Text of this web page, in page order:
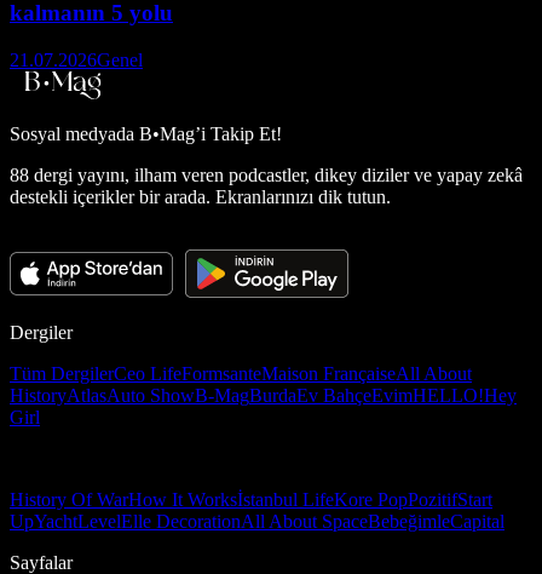
kalmanın 5 yolu
21.07.2026Genel
Sosyal medyada B•Mag’i Takip Et!
88 dergi yayını, ilham veren podcastler, dikey diziler ve yapay zekâ
destekli içerikler bir arada. Ekranlarınızı dik tutun.
Dergiler
Tüm DergilerCeo LifeFormsanteMaison FrançaiseAll About
HistoryAtlasAuto ShowB-MagBurdaEv BahçeEvimHELLO!Hey
Girl
History Of WarHow It Worksİstanbul LifeKore PopPozitifStart
UpYachtLevelElle DecorationAll About SpaceBebeğimleCapital
Sayfalar